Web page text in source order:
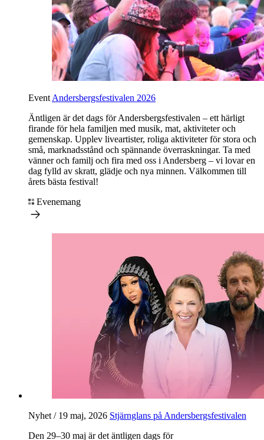
Event Andersbergsfestivalen 2026
Äntligen är det dags för Andersbergsfestivalen – ett härligt
firande för hela familjen med musik, mat, aktiviteter och
gemenskap. Upplev liveartister, roliga aktiviteter för stora och
små, marknadsstånd och spännande överraskningar. Ta med
vänner och familj och fira med oss i Andersberg – vi lovar en
dag fylld av skratt, glädje och nya minnen. Välkommen till
årets bästa festival!
Evenemang
Nyhet / 19 maj, 2026 Stjärnglans på Andersbergsfestivalen
Den 29–30 maj är det äntligen dags för